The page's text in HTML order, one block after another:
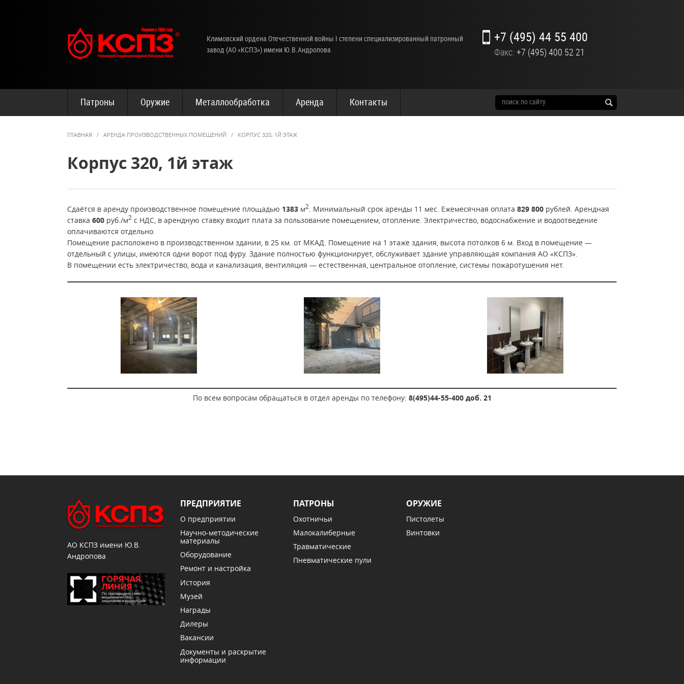
Климовский ордена Отечественной войны I степени специализированный патронный
завод (АО «КСПЗ») имени Ю.В.Андропова
+7 (495) 44 55 400
Факс: +7 (495) 400 52 21
Патроны Оружие Металлообработка Аренда Контакты
ГЛАВНАЯ / АРЕНДА ПРОИЗВОДСТВЕННЫХ ПОМЕЩЕНИЙ / КОРПУС 320, 1Й ЭТАЖ
Корпус 320, 1й этаж
Сдаётся в аренду производственное помещение площадью 1383 м2. Минимальный срок аренды 11 мес. Ежемесячная оплата 829 800 рублей. Арендная
ставка 600 руб./м2 с НДС, в арендную ставку входит плата за пользование помещением, отопление. Электричество, водоснабжение и водоотведение
оплачиваются отдельно.
Помещение расположено в производственном здании, в 25 км. от МКАД. Помещение на 1 этаже здания, высота потолков 6 м. Вход в помещение —
отдельный с улицы, имеются одни ворот под фуру. Здание полностью функционирует, обслуживает здание управляющая компания АО «КСПЗ».
В помещении есть электричество, вода и канализация, вентиляция — естественная, центральное отопление, системы пожаротушения нет.
По всем вопросам обращаться в отдел аренды по телефону: 8(495)44-55-400 доб. 21
АО КСПЗ имени Ю.В.
Андропова
ПРЕДПРИЯТИЕ
О предприятии
Научно-методические
материалы
Оборудование
Ремонт и настройка
История
Музей
Награды
Дилеры
Вакансии
Документы и раскрытие
информации
ПАТРОНЫ
Охотничьи
Малокалиберные
Травматические
Пневматические пули
ОРУЖИЕ
Пистолеты
Винтовки